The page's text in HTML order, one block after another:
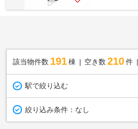
該当物件数 191棟 空き数 210 件
駅で絞り込む
絞り込み条件： なし